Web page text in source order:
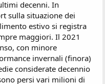
decenni. In
sulla situazione dei
estivo si registra
maggiori. Il 2021
con minore
invernali (finora)
considerate decennio
persi vari milioni di